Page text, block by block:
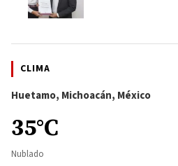
CLIMA
Huetamo, Michoacán, México
35°C
Nublado